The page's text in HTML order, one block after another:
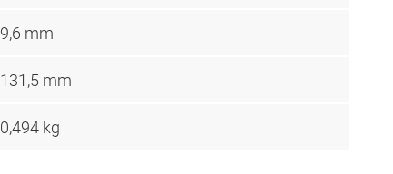
9,6 mm
131,5 mm
0,494 kg